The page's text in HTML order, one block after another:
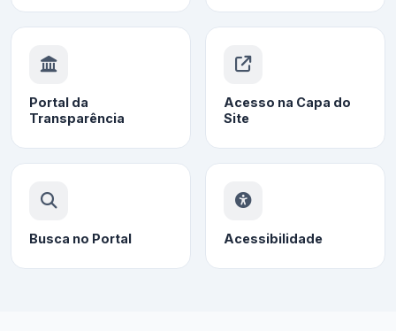
Portal da
Transparência
Acesso na Capa do
Site
Busca no Portal Acessibilidade